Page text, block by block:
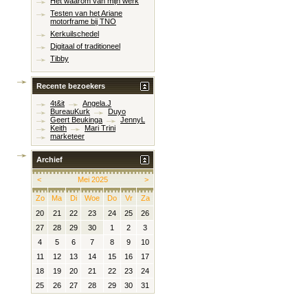
Testen van het Ariane
motorframe bij TNO
Kerkuilschedel
Digitaal of traditioneel
Tibby
Recente bezoekers
4t&it
Angela.J
BureauKurk
Duyo
Geert Beukinga
JennyL
Keith
Mari Trini
marketeer
Archief
< >
Mei 2025
Zo Ma Di Woe Do Vr
Za
20
21 22 23 24 25
26
27
28 29 30 1 2
3
4
5 6 7 8 9
10
11
12 13 14 15 16
17
18
19 20 21 22 23
24
25
26 27 28 29 30 31